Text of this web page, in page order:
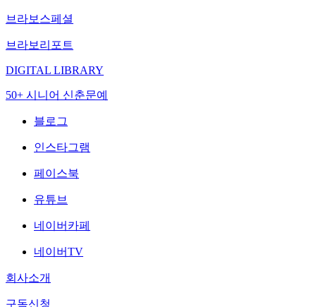
브라보스페셜
브라보리포트
DIGITAL LIBRARY
50+ 시니어 신춘문예
블로그
인스타그램
페이스북
유튜브
네이버카페
네이버TV
회사소개
구독신청